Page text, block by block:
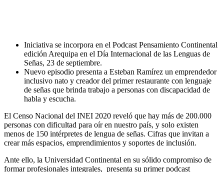
Iniciativa se incorpora en el Podcast Pensamiento Continental
edición Arequipa en el Día Internacional de las Lenguas de
Señas, 23 de septiembre.
Nuevo episodio presenta a Esteban Ramírez un emprendedor
inclusivo nato y creador del primer restaurante con lenguaje
de señas que brinda trabajo a personas con discapacidad de
habla y escucha.
El Censo Nacional del INEI 2020 reveló que hay más de 200.000
personas con dificultad para oír en nuestro país, y solo existen
menos de 150 intérpretes de lengua de señas. Cifras que invitan a
crear más espacios, emprendimientos y soportes de inclusión.
Ante ello, la Universidad Continental en su sólido compromiso de
formar profesionales integrales, presenta su primer podcast